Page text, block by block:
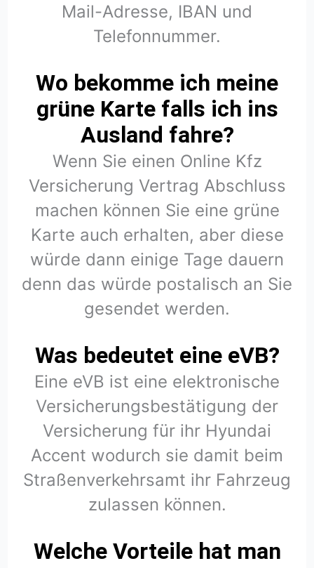
Mail-Adresse, IBAN und
Telefonnummer.
Wo bekomme ich meine
grüne Karte falls ich ins
Ausland fahre?
Wenn Sie einen Online Kfz
Versicherung Vertrag Abschluss
machen können Sie eine grüne
Karte auch erhalten, aber diese
würde dann einige Tage dauern
denn das würde postalisch an Sie
gesendet werden.
Was bedeutet eine eVB?
Eine eVB ist eine elektronische
Versicherungsbestätigung der
Versicherung für ihr Hyundai
Accent wodurch sie damit beim
Straßenverkehrsamt ihr Fahrzeug
zulassen können.
Welche Vorteile hat man